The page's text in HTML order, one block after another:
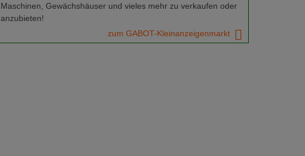
Maschinen, Gewächshäuser und vieles mehr zu verkaufen oder
anzubieten!
zum GABOT-Kleinanzeigenmarkt